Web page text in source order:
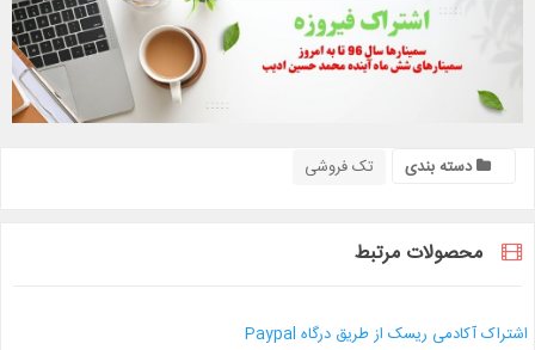
دسته بندی تک فروشی
محصولات مرتبط
اشتراک آکادمی ریسک از طریق درگاه Paypal